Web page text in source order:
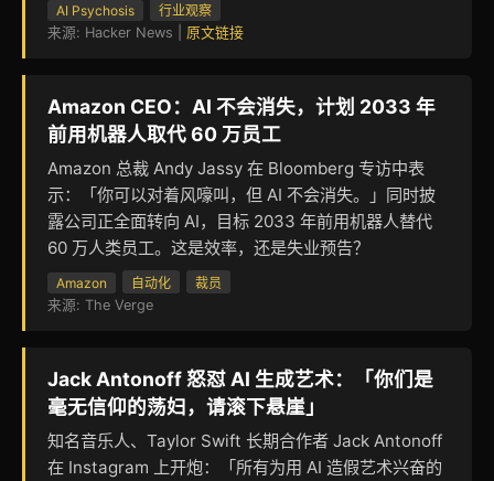
AI Psychosis
行业观察
来源: Hacker News | 原文链接
Amazon CEO：AI 不会消失，计划 2033 年
前用机器人取代 60 万员工
Amazon 总裁 Andy Jassy 在 Bloomberg 专访中表
示：「你可以对着风嚎叫，但 AI 不会消失。」同时披
露公司正全面转向 AI，目标 2033 年前用机器人替代
60 万人类员工。这是效率，还是失业预告？
Amazon 自动化
裁员
来源: The Verge
Jack Antonoff 怒怼 AI 生成艺术：「你们是
毫无信仰的荡妇，请滚下悬崖」
知名音乐人、Taylor Swift 长期合作者 Jack Antonoff
在 Instagram 上开炮：「所有为用 AI 造假艺术兴奋的